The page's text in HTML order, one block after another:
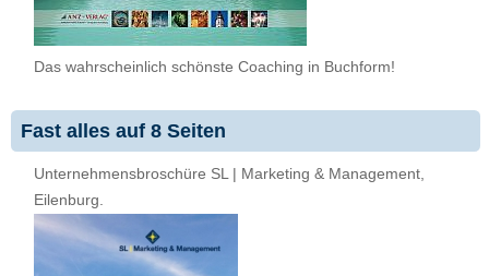
Das wahrscheinlich schönste Coaching in Buchform!
Fast alles auf 8 Seiten
Unternehmensbroschüre SL | Marketing & Management,
Eilenburg.